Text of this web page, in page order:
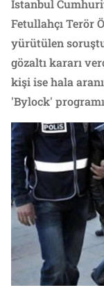
İstanbul
Fetullahçı Terör
yürütülen
gözaltı kararı
kişi ise hala
'Bylock'